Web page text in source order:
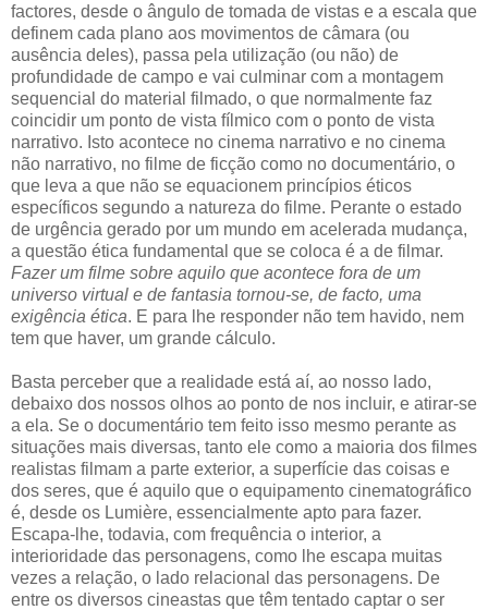
factores, desde o ângulo de tomada de vistas e a escala que
definem cada plano aos movimentos de câmara (ou
ausência deles), passa pela utilização (ou não) de
profundidade de campo e vai culminar com a montagem
sequencial do material filmado, o que normalmente faz
coincidir um ponto de vista fílmico com o ponto de vista
narrativo. Isto acontece no cinema narrativo e no cinema
não narrativo, no filme de ficção como no documentário, o
que leva a que não se equacionem princípios éticos
específicos segundo a natureza do filme. Perante o estado
de urgência gerado por um mundo em acelerada mudança,
a questão ética fundamental que se coloca é a de filmar.
Fazer um filme sobre aquilo que acontece fora de um
universo virtual e de fantasia tornou-se, de facto, uma
exigência ética. E para lhe responder não tem havido, nem
tem que haver, um grande cálculo.
Basta perceber que a realidade está aí, ao nosso lado,
debaixo dos nossos olhos ao ponto de nos incluir, e atirar-se
a ela. Se o documentário tem feito isso mesmo perante as
situações mais diversas, tanto ele como a maioria dos filmes
realistas filmam a parte exterior, a superfície das coisas e
dos seres, que é aquilo que o equipamento cinematográfico
é, desde os Lumière, essencialmente apto para fazer.
Escapa-lhe, todavia, com frequência o interior, a
interioridade das personagens, como lhe escapa muitas
vezes a relação, o lado relacional das personagens. De
entre os diversos cineastas que têm tentado captar o ser